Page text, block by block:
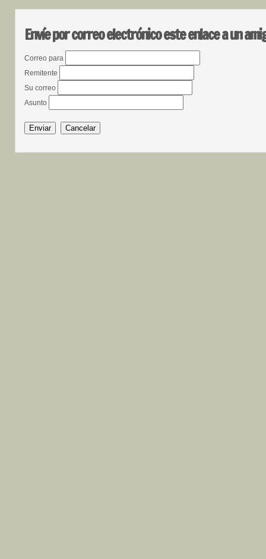
Envíe por correo electrónico este enlace a un
Correo para
Remitente
Su correo
Asunto
Enviar Cancelar